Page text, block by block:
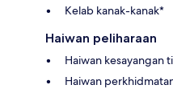
Kelab kanak-kanak*
Haiwan peliharaan
Haiwan kesayangan
Haiwan